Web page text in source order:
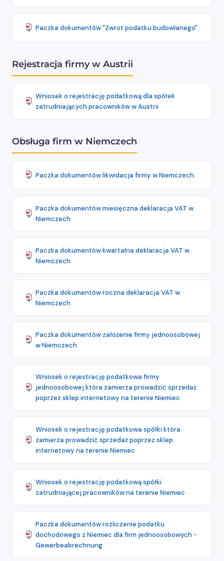
Paczka dokumentów "Zwrot podatku budowlanego"
Rejestracja firmy w Austrii
Wniosek o rejestrację podatkową dla spółek
zatrudniających pracowników w Austrii
Obsługa firm w Niemczech
Paczka dokumentów likwidacja firmy w Niemczech
Paczka dokumentów miesięczna deklaracja VAT w
Niemczech
Paczka dokumentów kwartalna deklaracja VAT w
Niemczech
Paczka dokumentów roczna deklaracja VAT w
Niemczech
Paczka dokumentów założenie firmy jednoosobowej
w Niemczech
Wniosek o rejestrację podatkowa firmy
jednoosobowej która zamierza prowadzić sprzedaż
poprzez sklep internetowy na terenie Niemiec
Wniosek o rejestrację podatkowa spółki która
zamierza prowadzić sprzedaż poprzez sklep
internetowy na terenie Niemiec
Wniosek o rejestrację podatkową spółki
zatrudniającej pracowników na terenie Niemiec
Paczka dokumentów rozliczenie podatku
dochodowego z Niemiec dla firm jednoosobowych -
Gewerbeabrechnung